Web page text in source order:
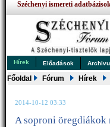
Széchenyi ismereti
Hírek Előadások
Főoldal Fórum Hírek
2014-10-12 03:33
A soproni öregdiákok